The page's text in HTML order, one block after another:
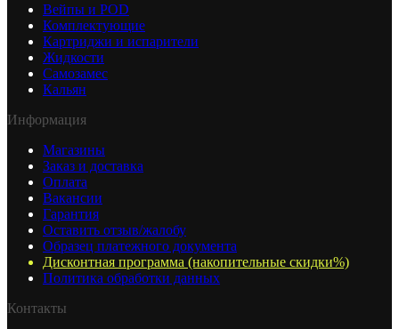
Вейпы и POD
Комплектующие
Картриджи и испарители
Жидкости
Самозамес
Кальян
Информация
Магазины
Заказ и доставка
Оплата
Вакансии
Гарантия
Оставить отзыв/жалобу
Образец платежного документа
Дисконтная программа (накопительные скидки%)
Политика обработки данных
Контакты